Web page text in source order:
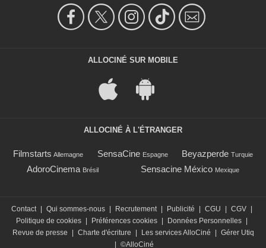
ALLOCINÉ SUR MOBILE
ALLOCINÉ À L'ÉTRANGER
Filmstarts Allemagne SensaCine Espagne Beyazperde Turquie
AdoroCinema Brésil Sensacine México Mexique
Contact Qui sommes-nous Recrutement Publicité CGU CGV
Politique de cookies
Préférences cookies Données Personnelles
Revue de presse
Charte d'écriture Les services AlloCiné
Gérer Utiq
©AlloCiné